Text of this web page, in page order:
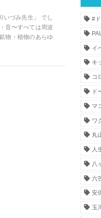
いづみ先生」 でし
音〜すべては周波
物・植物のあらゆ
#
イ
キ
コ
ド
マ
ワ
丸
人
八
六
安
玉